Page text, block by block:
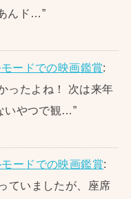
んド…”
ードでの映画鑑賞:
ったよね！ 次は来年
いやつで観…”
ードでの映画鑑賞:
ていましたが、座席